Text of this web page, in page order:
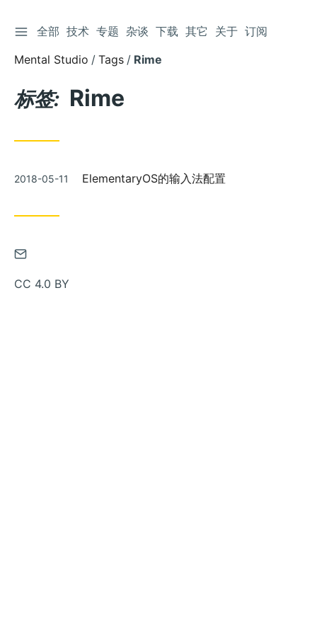
跳
到
章
切换侧边栏
全部 技术 专题 杂谈 下载 其它 关于 订阅
Mental Studio
Tags Rime
标签: Rime
发
2018-05-11 ElementaryOS的输入法配置
通
邮
CC 4.0 BY